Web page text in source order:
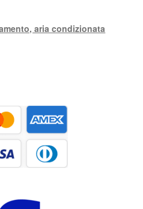
aria condizionata